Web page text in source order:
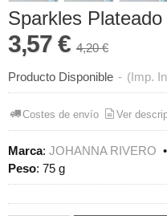
Sparkles
3,57 € 4,20 €
Producto Disponible - (Imp.
Costes de envío Ver
Marca: JOHANNA RIVERO •
Peso: 75 g